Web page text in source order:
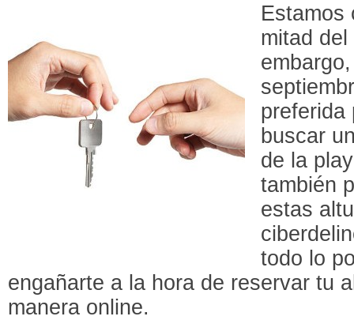
Estamos
mitad
preferida
buscar
de la
también
estas
todo lo
engañarte a la hora de reservar tu
manera online.